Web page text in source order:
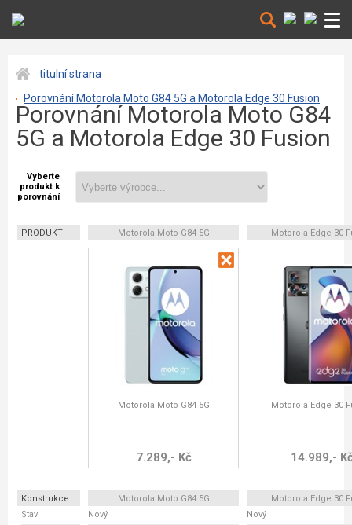
titulní strana
Porovnání Motorola Moto G84 5G a Motorola Edge 30 Fusion
Porovnání Motorola Moto G84
5G a Motorola Edge 30 Fusion
Vyberte
produkt k
porovnání
PRODUKT Motorola Moto G84 5G Motorola Edge 30
Motorola Moto G84 5G
7.289,- Kč
Motorola Edge 30
14.989,-
Konstrukce Motorola Moto G84 5G
Motorola Edge 30
Stav
Nový Nový